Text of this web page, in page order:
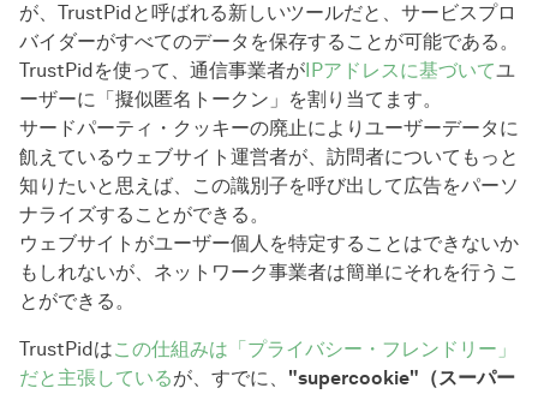
が、TrustPidと呼ばれる新しいツールだと、サービスプロ
バイダーがすべてのデータを保存することが可能である。
TrustPidを使って、通信事業者がIPアドレスに基づいてユ
ーザーに「擬似匿名トークン」を割り当てます。
サードパーティ・クッキーの廃止によりユーザーデータに
飢えているウェブサイト運営者が、訪問者についてもっと
知りたいと思えば、この識別子を呼び出して広告をパーソ
ナライズすることができる。
ウェブサイトがユーザー個人を特定することはできないか
もしれないが、ネットワーク事業者は簡単にそれを行うこ
とができる。
TrustPidはこの仕組みは「プライバシー・フレンドリー」
だと主張しているが、すでに、 "supercookie"（スーパー